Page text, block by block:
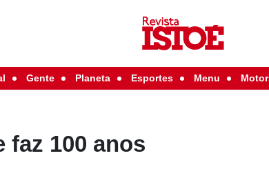
Gente Planeta Esportes Menu
faz 100 anos